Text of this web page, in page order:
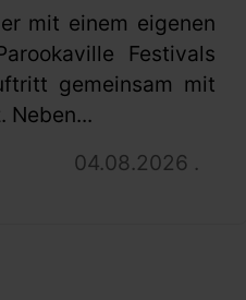
mit einem eigenen
Festivals
gemeinsam mit
Neben...
04.08.2026 .